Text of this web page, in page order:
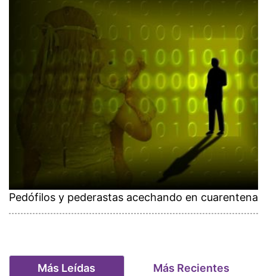
Pedófilos y pederastas acechando en cuarentena
Más Leídas Más Recientes